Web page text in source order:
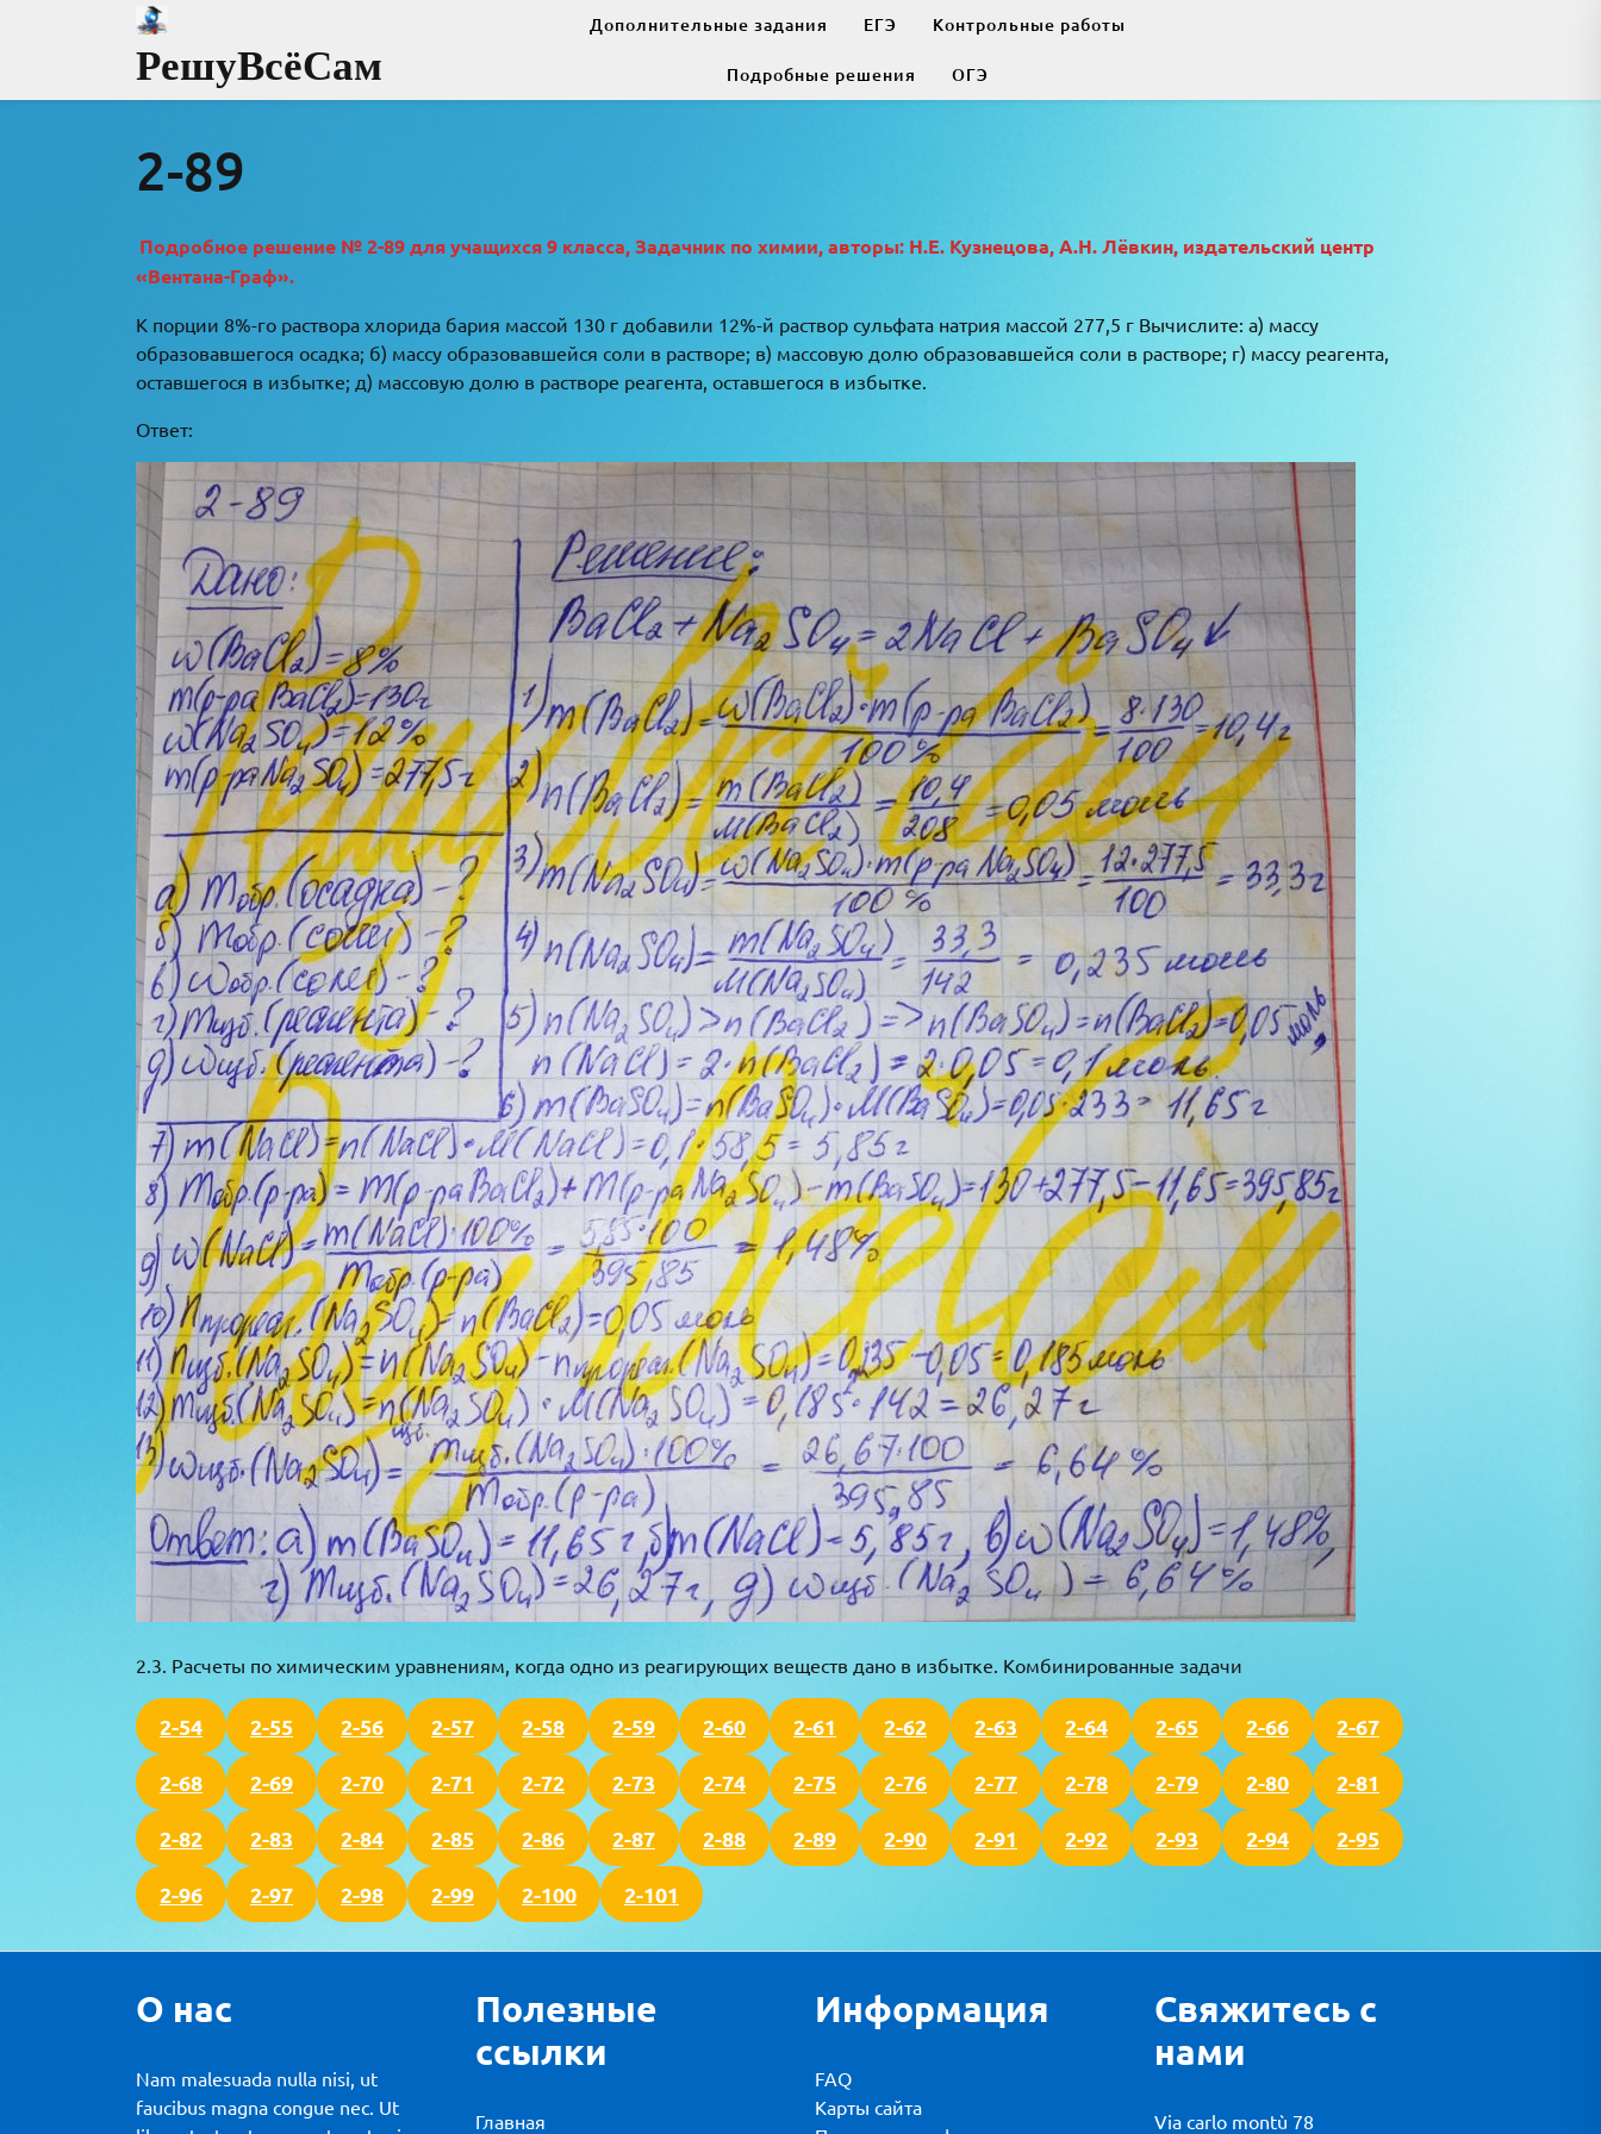
РешуВсёСам
Дополнительные задания ЕГЭ Контрольные работы
Подробные решения ОГЭ
2-89
Подробное решение № 2-89 для учащихся 9 класса, Задачник по химии, авторы: Н.Е. Кузнецова, А.Н. Лёвкин, издательский центр
«Вентана-Граф».
К порции 8%-го раствора хлорида бария массой 130 г добавили 12%-й раствор сульфата натрия массой 277,5 г Вычислите: а) массу
образовавшегося осадка; б) массу образовавшейся соли в растворе; в) массовую долю образовавшейся соли в растворе; г) массу реагента,
оставшегося в избытке; д) массовую долю в растворе реагента, оставшегося в избытке.
Ответ:
2.3. Расчеты по химическим уравнениям, когда одно из реагирующих веществ дано в избытке. Комбинированные задачи
2-54 2-55 2-56 2-57 2-58 2-59 2-60 2-61 2-62 2-63 2-64 2-65 2-66 2-67
2-68 2-69 2-70 2-71 2-72 2-73 2-74 2-75 2-76 2-77 2-78 2-79 2-80 2-81
2-82 2-83 2-84 2-85 2-86 2-87 2-88 2-89 2-90 2-91 2-92 2-93 2-94 2-95
2-96 2-97 2-98 2-99 2-100 2-101
О нас
Nam malesuada nulla nisi, ut
faucibus magna congue nec. Ut
Полезные
ссылки
Главная
Информация
FAQ
Карты сайта
Свяжитесь с
нами
Via carlo montù 78